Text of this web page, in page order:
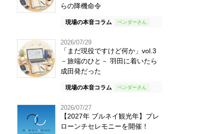
らの降機命令
現場の本音コラム
2026/07/29
「まだ現役ですけど何か」vol.3
－旅端のひと－ 羽田に着いたら
成田発だった
現場の本音コラム
2026/07/27
【2027年 ブルネイ観光年】プレ
ローンチセレモニーを開催！